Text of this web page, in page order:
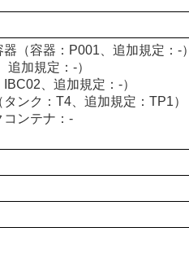
（容器：P001、追加規定：-）
追加規定：-）
、追加規定：-）
ンク：T4、追加規定：TP1）
コンテナ：-